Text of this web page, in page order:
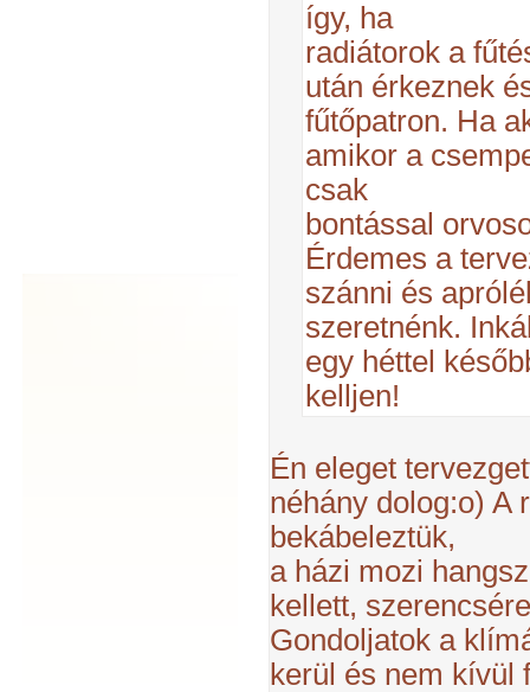
így, ha
radiátorok a
után érkeznek
fűtőpatron. Ha
amikor a
csak
bontással
Érdemes a
szánni és
szeretnénk.
egy héttel
kelljen!
Én eleget
néhány dolog:o) A
bekábeleztük,
a házi mozi
kellett,
Gondoljatok a
kerül és nem kívül